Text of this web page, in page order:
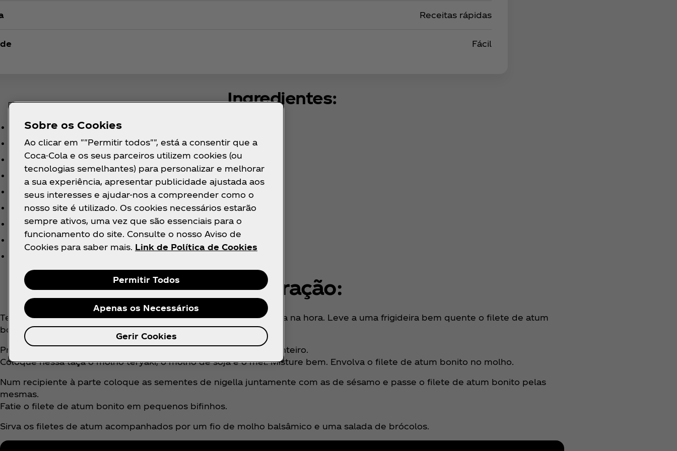
Receitas rápidas
Fácil
Ingredientes:
1 Filete de atum bonito
q.b. Sal
q.b Pimenta preta
1 c. sopa Molho teryaki
1 c. sopa Molho de soja
1 c. sopa Mel
q.b.Sementes de nigella
q.b.Sementes de sésamo brancas
Preparação:
Tempere o lombo de atum bonito com sal e pimenta preta moída na hora. Leve a uma frigideira bem quente o filete de atum
bonito. Sele bem por todas as faces.
Prepare o molho numa taça onde caiba o filete de atum bonito inteiro.
Coloque nessa taça o molho teryaki, o molho de soja e o mel. Misture bem. Envolva o filete de atum bonito no molho.
Num recipiente à parte coloque as sementes de nigella juntamente com as de sésamo e passe o filete de atum bonito pelas
mesmas.
Fatie o filete de atum bonito em pequenos bifinhos.
Sirva os filetes de atum acompanhados por um fio de molho balsâmico e uma salada de brócolos.
Sobre os Cookies
Ao clicar em ""Permitir todos"", está a consentir que a
Coca-Cola e os seus parceiros utilizem cookies (ou
tecnologias semelhantes) para personalizar e melhorar
a sua experiência, apresentar publicidade ajustada aos
seus interesses e ajudar-nos a compreender como o
nosso site é utilizado. Os cookies necessários estarão
sempre ativos, uma vez que são essenciais para o
funcionamento do site. Consulte o nosso Aviso de
Cookies para saber mais. Link de Política de Cookies
Permitir Todos
Apenas os Necessários
Gerir Cookies